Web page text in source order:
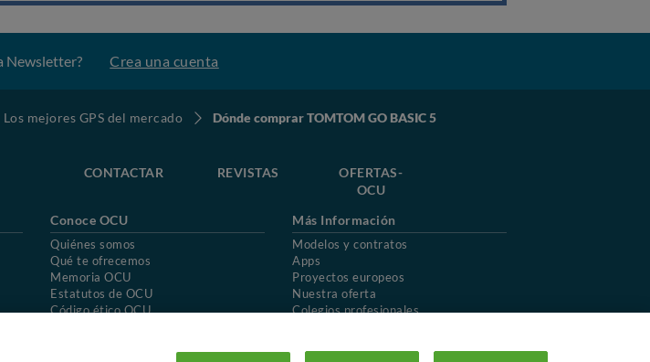
Newsletter? Crea una cuenta
Los mejores GPS del mercado Dónde comprar TOMTOM GO BASIC 5
CONTACTAR REVISTAS
OFERTAS-
OCU
Conoce OCU
Quiénes somos
Qué te ofrecemos
Memoria OCU
Estatutos de OCU
Código ético OCU
Más Información
Modelos y contratos
Apps
Proyectos europeos
Nuestra oferta
Colegios profesionales
Uso del nombre y de los signos de OCU